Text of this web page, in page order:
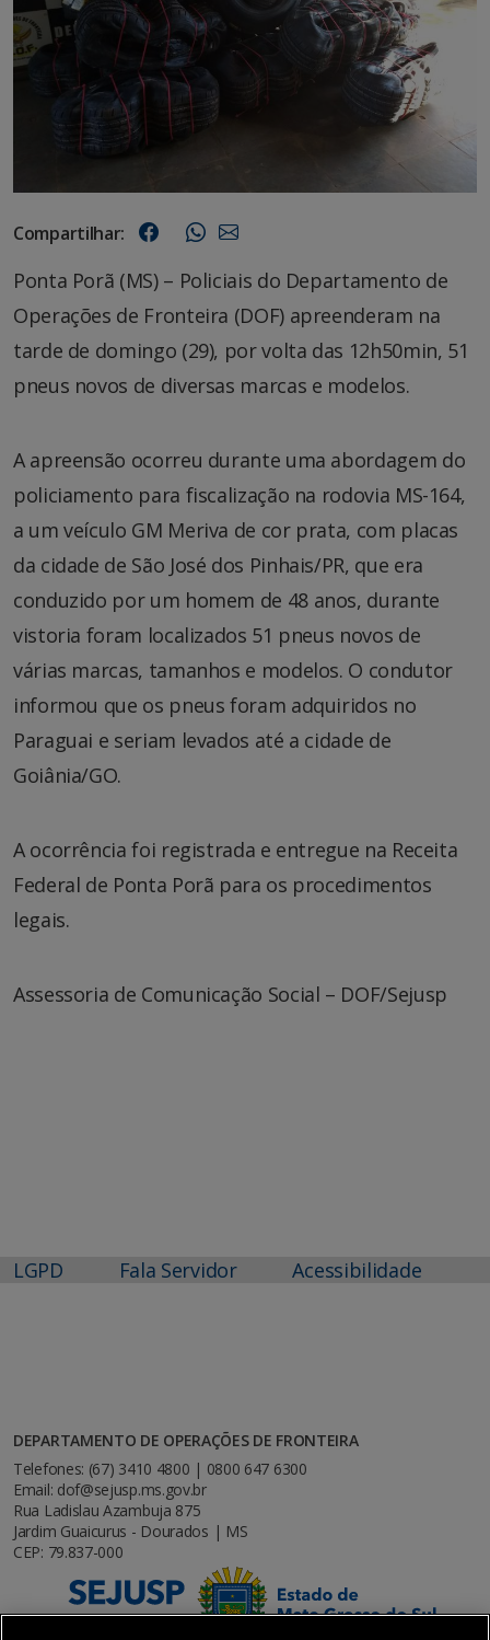
Compartilhar:
Ponta Porã (MS) – Policiais do Departamento de
Operações de Fronteira (DOF) apreenderam na
tarde de domingo (29), por volta das 12h50min, 51
pneus novos de diversas marcas e modelos.
A apreensão ocorreu durante uma abordagem do
policiamento para fiscalização na rodovia MS-164,
a um veículo GM Meriva de cor prata, com placas
da cidade de São José dos Pinhais/PR, que era
conduzido por um homem de 48 anos, durante
vistoria foram localizados 51 pneus novos de
várias marcas, tamanhos e modelos. O condutor
informou que os pneus foram adquiridos no
Paraguai e seriam levados até a cidade de
Goiânia/GO.
A ocorrência foi registrada e entregue na Receita
Federal de Ponta Porã para os procedimentos
legais.
Assessoria de Comunicação Social – DOF/Sejusp
LGPD Fala Servidor Acessibilidade
DEPARTAMENTO DE OPERAÇÕES DE FRONTEIRA
Telefones: (67) 3410 4800 | 0800 647 6300
Email: dof@sejusp.ms.gov.br
Rua Ladislau Azambuja 875
Jardim Guaicurus - Dourados | MS
CEP: 79.837-000